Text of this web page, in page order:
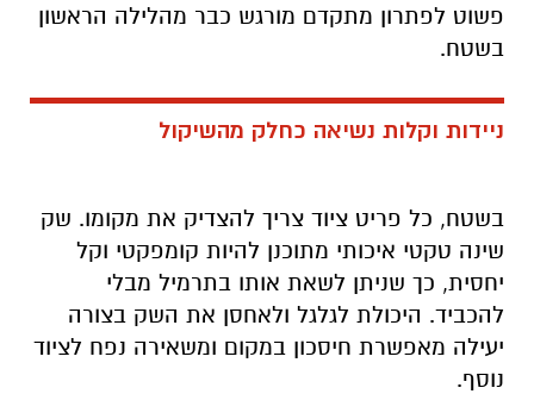
פשוט לפתרון מתקדם מורגש כבר מהלילה הראשון
בשטח.
ניידות וקלות נשיאה כחלק מהשיקול
בשטח, כל פריט ציוד צריך להצדיק את מקומו. שק
שינה טקטי איכותי מתוכנן להיות קומפקטי וקל
יחסית, כך שניתן לשאת אותו בתרמיל מבלי
להכביד. היכולת לגלגל ולאחסן את השק בצורה
יעילה מאפשרת חיסכון במקום ומשאירה נפח לציוד
נוסף.